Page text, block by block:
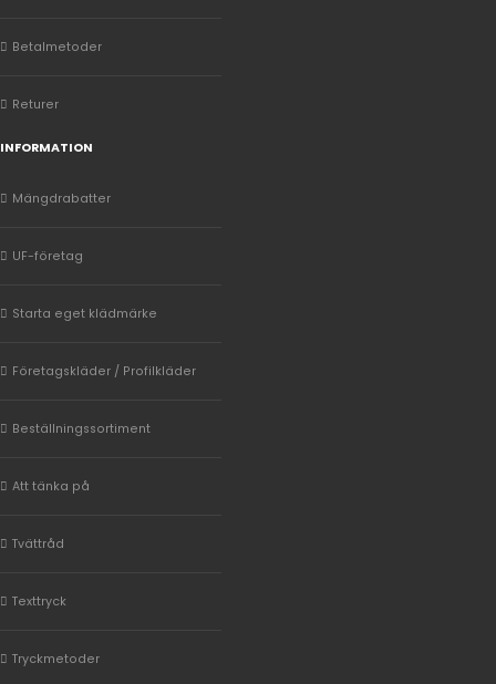
Betalmetoder
Returer
INFORMATION
Mängdrabatter
UF-företag
Starta eget klädmärke
Företagskläder / Profilkläder
Beställningssortiment
Att tänka på
Tvättråd
Texttryck
Tryckmetoder